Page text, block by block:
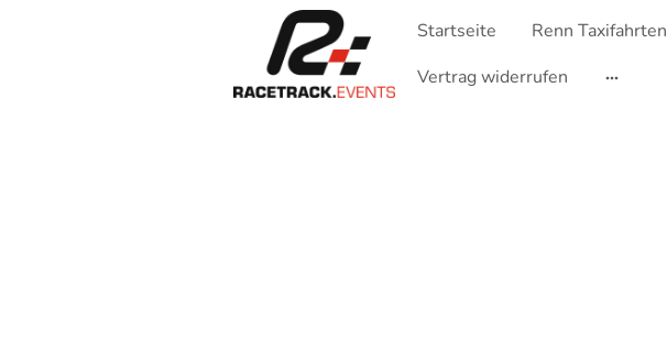
Startseite Renn Taxifahrten
Vertrag widerrufen